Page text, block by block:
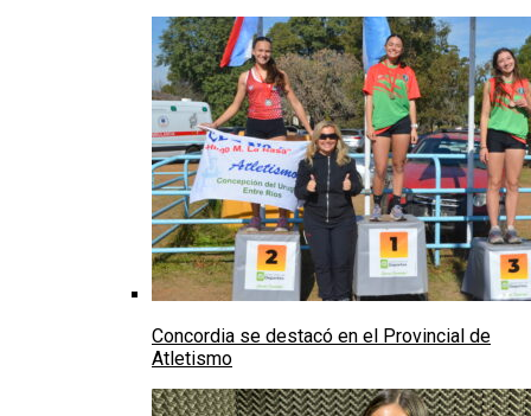
Concordia se destacó en el Provincial de
Atletismo